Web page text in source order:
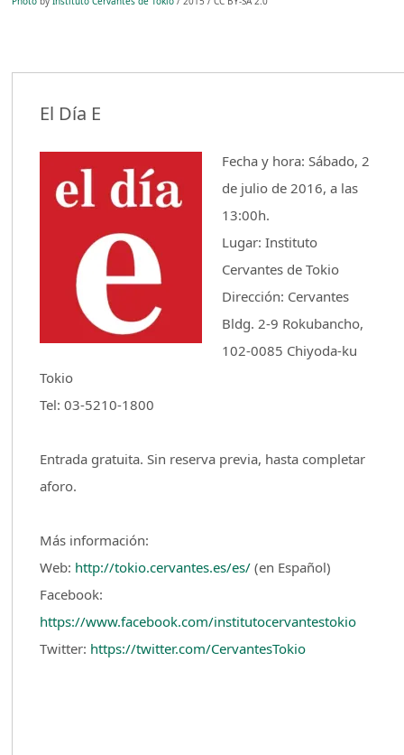
El Día E
Fecha y hora: Sábado, 2
de julio de 2016, a las
13:00h.
Lugar: Instituto
Cervantes de Tokio
Dirección: Cervantes
Bldg. 2-9 Rokubancho,
102-0085 Chiyoda-ku
Tokio
Tel: 03-5210-1800
Entrada gratuita. Sin reserva previa, hasta completar
aforo.
Más información:
Web: http://tokio.cervantes.es/es/ (en Español)
Facebook:
https://www.facebook.com/institutocervantestokio
Twitter: https://twitter.com/CervantesTokio